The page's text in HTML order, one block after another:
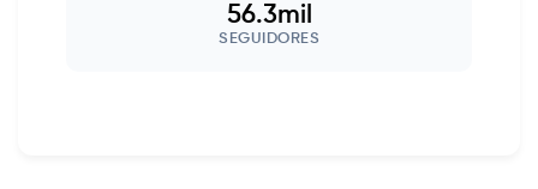
56.3mil
SEGUIDORES